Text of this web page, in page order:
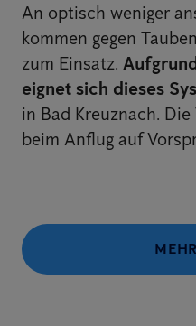
An optisch weniger
kommen gegen
zum Einsatz.
eignet sich dieses
in Bad Kreuznach.
beim Anflug auf